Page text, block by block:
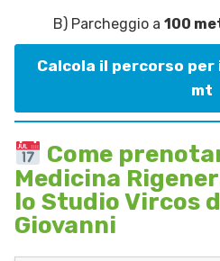
B) Parcheggio a 100
Calcola il percorso per
mt
Come
Medicina
lo Studio Vircos
Giovanni